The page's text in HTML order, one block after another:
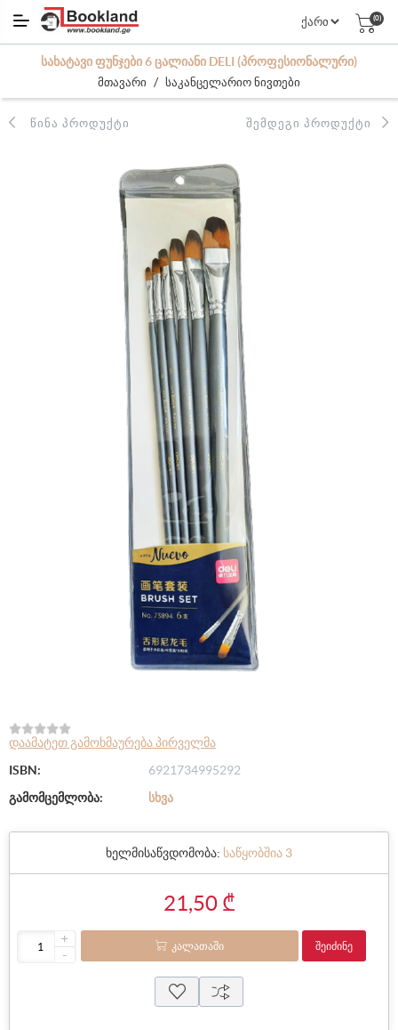
(0)
ᲡᲐᲮᲐᲢᲐᲕᲘ ᲤᲣᲜᲯᲔᲑᲘ 6 ᲪᲐᲚᲘᲐᲜᲘ DELI (ᲞᲠᲝᲤᲔᲡᲘᲝᲜᲐᲚᲣᲠᲘ)
მთავარი / საკანცელარიო ნივთები
ᲬᲘᲜᲐ ᲞᲠᲝᲓᲣᲥᲢᲘ ᲨᲔᲛᲓᲔᲒᲘ ᲞᲠᲝᲓᲣᲥᲢᲘ
დაამატეთ გამოხმაურება პირველმა
ISBN:
6921734995292
გამომცემლობა:
ᲡᲮᲕᲐ
ხელმისაწვდომობა: საწყობშია 3
21,50 ₾
+
-
ᲙᲐᲚᲐᲗᲐᲨᲘ ᲨᲔᲘᲫᲘᲜᲔ